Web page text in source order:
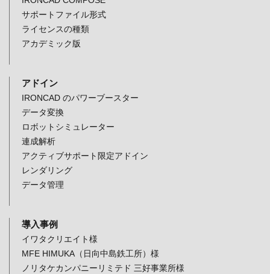
サポートファイル形式
ライセンスの種類
アカデミック版
アドイン
IRONCAD のパワーブースター
データ変換
ロボットシミュレーター
連成解析
アクティブサポート限定アドイン
レンダリング
データ管理
導入事例
イワタクリエイト様
MFE HIMUKA（日向中島鉄工所）様
ノリタケカンパニーリミテド 三好事業所様